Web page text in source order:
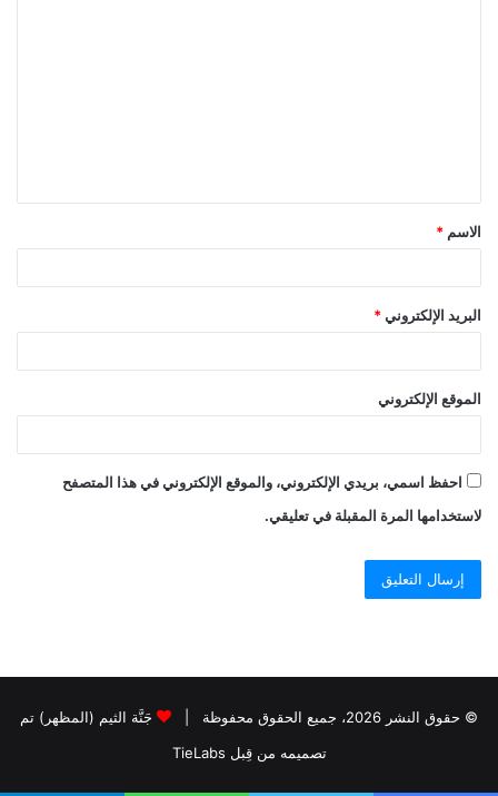
الاسم *
البريد الإلكتروني *
الموقع الإلكتروني
احفظ اسمي، بريدي الإلكتروني، والموقع الإلكتروني في هذا المتصفح
لاستخدامها المرة المقبلة في تعليقي.
© حقوق النشر 2026، جميع الحقوق محفوظة |
جَنَّة الثيم (المظهر) تم
تصميمه من قِبل TieLabs